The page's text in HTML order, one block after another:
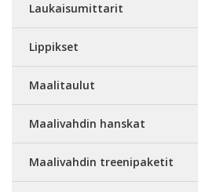
Laukaisumittarit
Lippikset
Maalitaulut
Maalivahdin hanskat
Maalivahdin treenipaketit